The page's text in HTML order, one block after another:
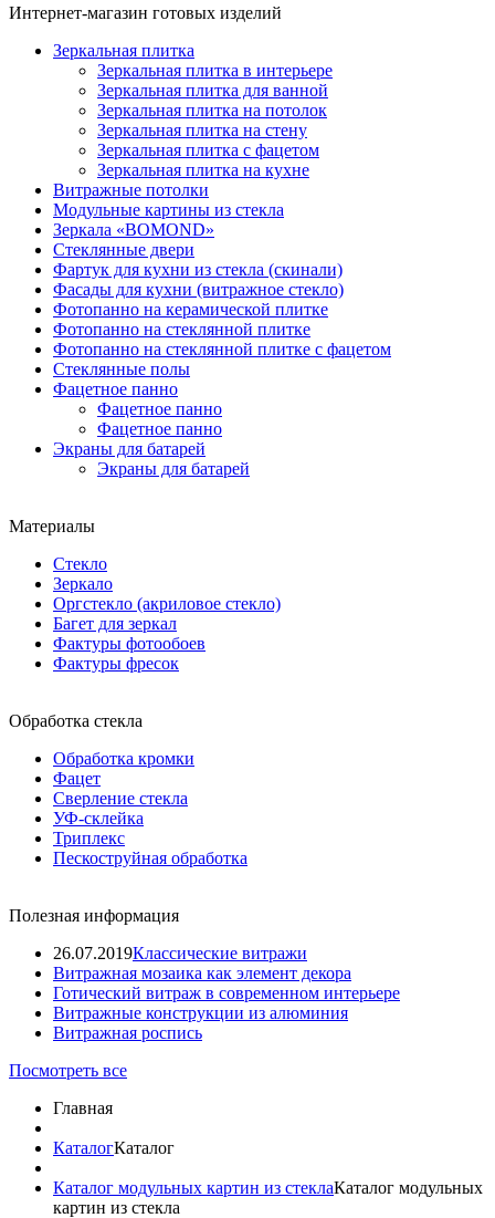
Интернет-магазин готовых изделий
Зеркальная плитка
Зеркальная плитка в интерьере
Зеркальная плитка для ванной
Зеркальная плитка на потолок
Зеркальная плитка на стену
Зеркальная плитка с фацетом
Зеркальная плитка на кухне
Витражные потолки
Модульные картины из стекла
Зеркала «BOMOND»
Стеклянные двери
Фартук для кухни из стекла (скинали)
Фасады для кухни (витражное стекло)
Фотопанно на керамической плитке
Фотопанно на стеклянной плитке
Фотопанно на стеклянной плитке с фацетом
Стеклянные полы
Фацетное панно
Фацетное панно
Фацетное панно
Экраны для батарей
Экраны для батарей
Материалы
Стекло
Зеркало
Оргстекло (акриловое стекло)
Багет для зеркал
Фактуры фотообоев
Фактуры фресок
Обработка стекла
Обработка кромки
Фацет
Сверление стекла
УФ-склейка
Триплекс
Пескоструйная обработка
Полезная информация
26.07.2019Классические витражи
Витражная мозаика как элемент декора
Готический витраж в современном интерьере
Витражные конструкции из алюминия
Витражная роспись
Посмотреть все
Главная
КаталогКаталог
Каталог модульных картин из стеклаКаталог модульных
картин из стекла